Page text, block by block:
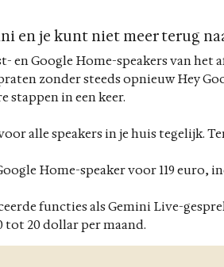
en je kunt niet meer terug
en Google Home-speakers van het
zonder steeds opnieuw Hey
stappen in een keer.
alle speakers in je huis tegelijk.
Home-speaker voor 119 euro,
functies als Gemini Live-
tot 20 dollar per maand.